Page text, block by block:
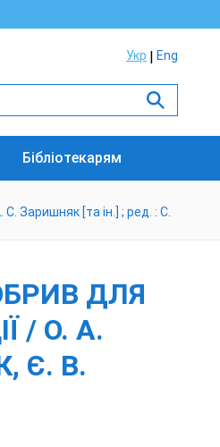
Укр Eng
Бібліотекарям
Заришняк [та ін.] ; ред. : С.
ДЛЯ
/ О. А.
Є. В.